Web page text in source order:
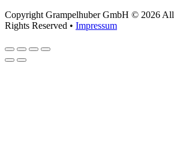
Copyright Grampelhuber GmbH © 2026 All
Rights Reserved • Impressum